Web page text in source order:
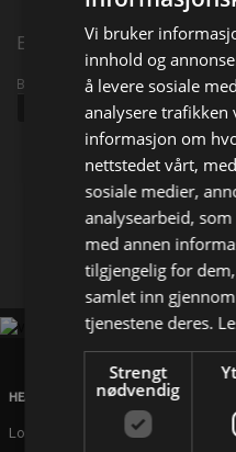
Episode 320
Broadcast info
2026
Facebook
HEAD OFFICE
London
Vi bruker
innhold og
å levere sosiale
analysere trafikken
informasjon om
nettstedet vårt,
sosiale medier,
analysearbeid,
med annen
tilgjengelig for
samlet inn
tjenestene deres.
Strengt
nødvendig